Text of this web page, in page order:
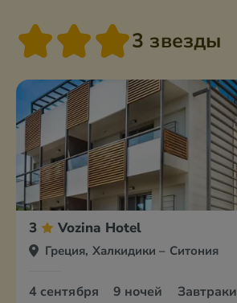
3 звезды
3 Vozina Hotel
Греция, Халкидики – Ситония
4 сентября 9 ночей Завтраки